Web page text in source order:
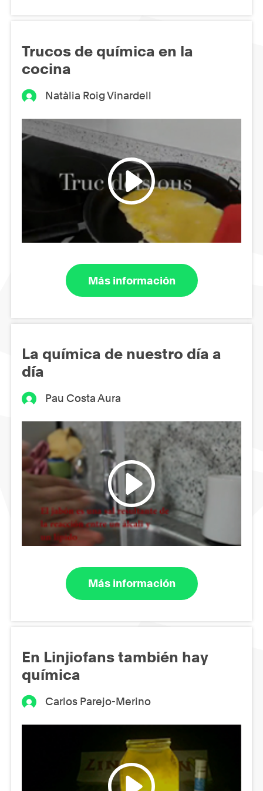
Trucos de química en la
cocina
Natàlia Roig Vinardell
Más información
La química de nuestro día a
día
Pau Costa Aura
Más información
En Linjiofans también hay
química
Carlos Parejo-Merino